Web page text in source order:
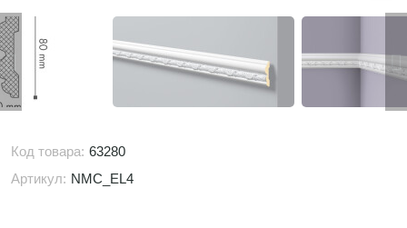
Код товара: 63280
Артикул: NMC_EL4